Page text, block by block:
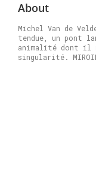
About
Michel Van de
tendue, un pont
animalité dont il
singularité. MIROIR